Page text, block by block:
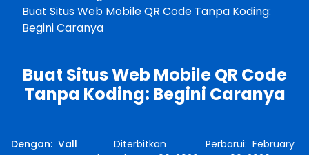
Buat Situs Web Mobile QR Code Tanpa Koding:
Begini Caranya
Buat Situs Web Mobile QR Code
Tanpa Koding: Begini Caranya
Dengan: Vall
Diterbitkan
Perbarui:February